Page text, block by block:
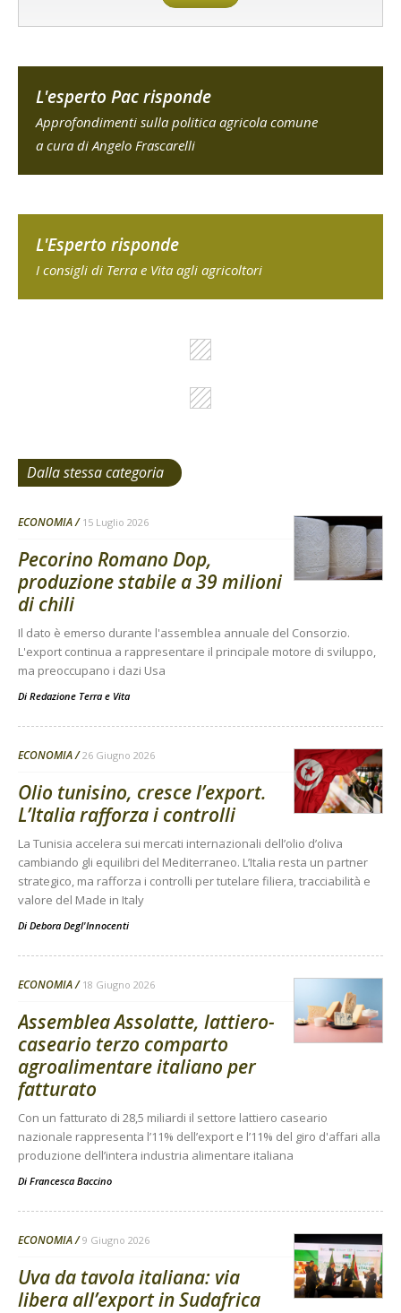
L'esperto Pac risponde
Approfondimenti sulla politica agricola comune
a cura di Angelo Frascarelli
L'Esperto risponde
I consigli di Terra e Vita agli agricoltori
Dalla stessa categoria
ECONOMIA 15 Luglio 2026
Pecorino Romano Dop,
produzione stabile a 39 milioni
di chili
Il dato è emerso durante l'assemblea annuale del Consorzio.
L'export continua a rappresentare il principale motore di sviluppo,
ma preoccupano i dazi Usa
Di Redazione Terra e Vita
ECONOMIA 26 Giugno 2026
Olio tunisino, cresce l’export.
L’Italia rafforza i controlli
La Tunisia accelera sui mercati internazionali dell’olio d’oliva
cambiando gli equilibri del Mediterraneo. L’Italia resta un partner
strategico, ma rafforza i controlli per tutelare filiera, tracciabilità e
valore del Made in Italy
Di Debora Degl'Innocenti
ECONOMIA 18 Giugno 2026
Assemblea Assolatte, lattiero-
caseario terzo comparto
agroalimentare italiano per
fatturato
Con un fatturato di 28,5 miliardi il settore lattiero caseario
nazionale rappresenta l’11% dell’export e l’11% del giro d'affari alla
produzione dell’intera industria alimentare italiana
Di Francesca Baccino
ECONOMIA 9 Giugno 2026
Uva da tavola italiana: via
libera all’export in Sudafrica